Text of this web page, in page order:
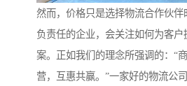
然而，价格只是选择物流合作伙
负责任的企业，会关注如何为客
案。正如我们的理念所强调的：“
营，互惠共赢。”一家好的物流公